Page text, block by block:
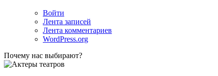
Войти
Лента записей
Лента комментариев
WordPress.org
Почему нас выбирают?